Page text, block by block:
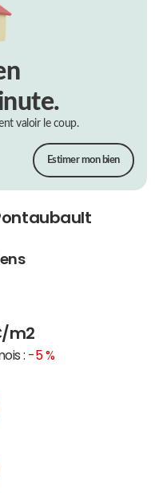
valoir le coup.
Estimer mon bien
m2
: -5 %